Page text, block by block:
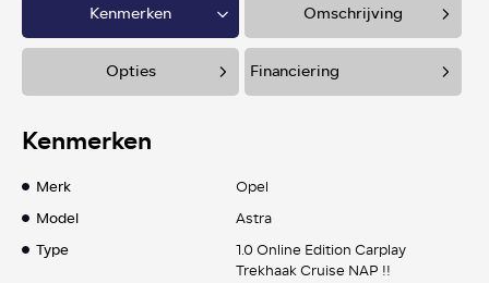
Kenmerken Omschrijving
Opties Financiering
Kenmerken
Merk
Opel
Model
Astra
Type
1.0 Online Edition Carplay
Trekhaak Cruise NAP !!